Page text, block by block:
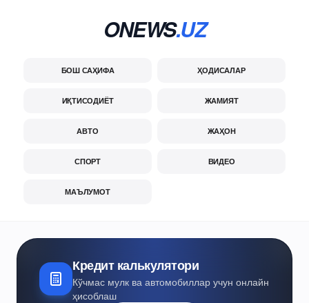
ONEWS.UZ
БОШ САҲИФА ҲОДИСАЛАР
ИҚТИСОДИЁТ ЖАМИЯТ
АВТО ЖАҲОН
СПОРТ ВИДЕО
МАЪЛУМОТ
Кредит калькулятори
Кўчмас мулк ва автомобиллар учун онлайн
ҳисоблаш